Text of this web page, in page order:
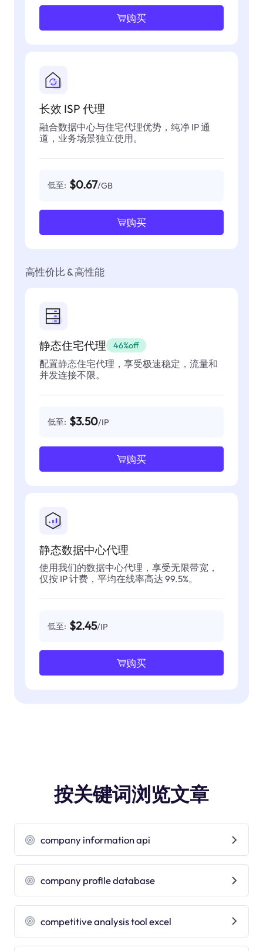
购买
长效 ISP 代理
融合数据中心与住宅代理优势，纯净 IP 通
道，业务场景独立使用。
低至: $0.67/GB
购买
高性价比 & 高性能
静态住宅代理 46%off
配置静态住宅代理，享受极速稳定，流量和
并发连接不限。
低至: $3.50/IP
购买
静态数据中心代理
使用我们的数据中心代理，享受无限带宽，
仅按 IP 计费，平均在线率高达 99.5%。
低至: $2.45/IP
购买
按关键词浏览文章
company information api
company profile database
competitive analysis tool excel